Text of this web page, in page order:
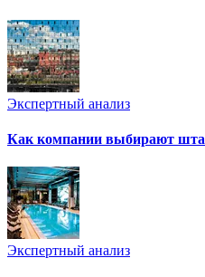
Экспертный анализ
Как компании выбирают
Экспертный анализ